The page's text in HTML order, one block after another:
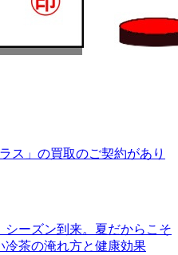
ス」の買取のご契約があり
シーズン到来。夏だからこそ
冷茶の淹れ方と健康効果